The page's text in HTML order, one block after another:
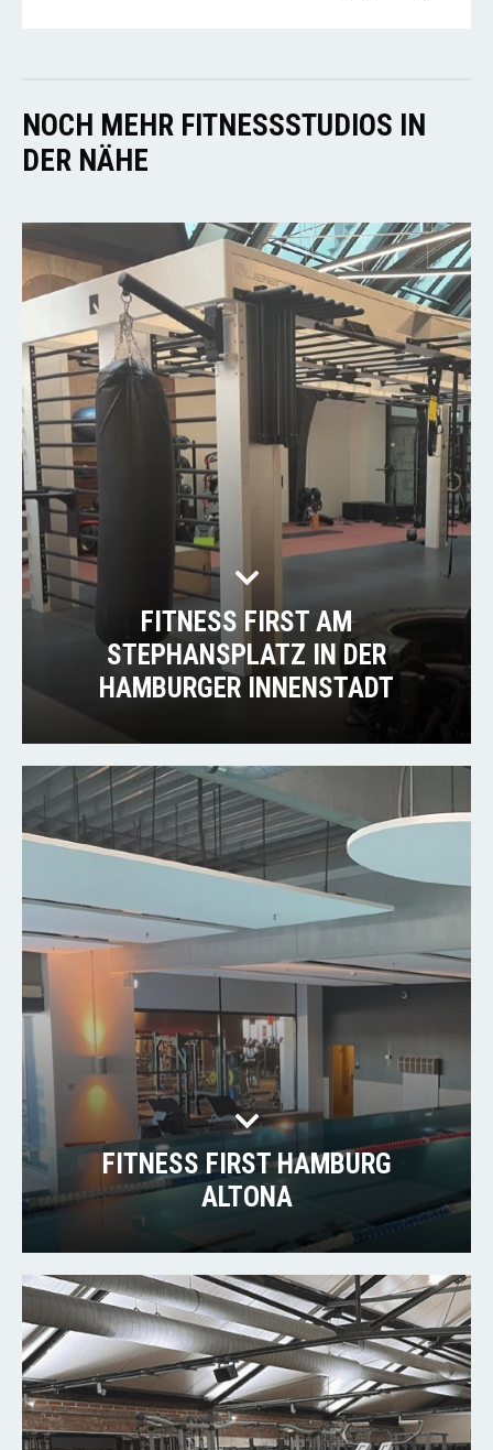
NOCH MEHR FITNESSSTUDIOS IN
DER NÄHE
FITNESS FIRST AM
STEPHANSPLATZ IN DER
HAMBURGER INNENSTADT
FITNESS FIRST HAMBURG
ALTONA